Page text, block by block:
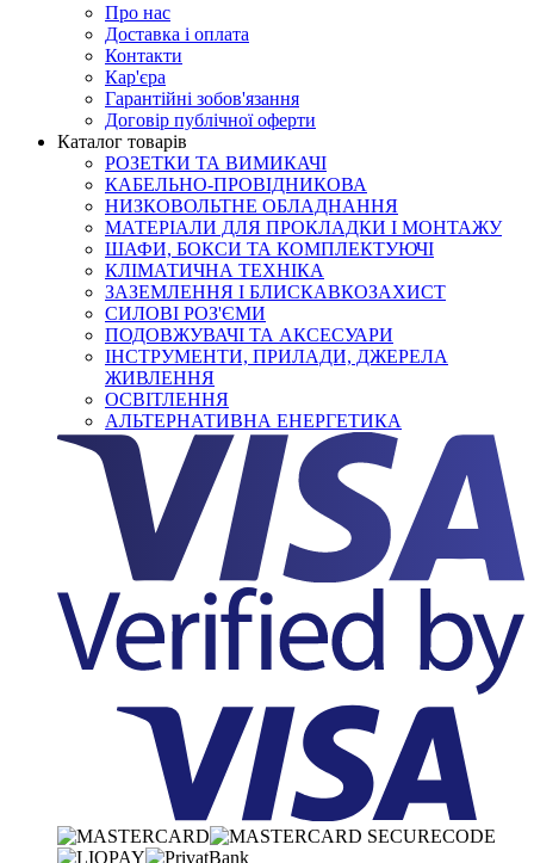
Про нас
Доставка і оплата
Контакти
Кар'єра
Гарантійні зобов'язання
Договір публічної оферти
Каталог товарів
РОЗЕТКИ ТА ВИМИКАЧІ
КАБЕЛЬНО-ПРОВІДНИКОВА
НИЗКОВОЛЬТНЕ ОБЛАДНАННЯ
МАТЕРІАЛИ ДЛЯ ПРОКЛАДКИ І МОНТАЖУ
ШАФИ, БОКСИ ТА КОМПЛЕКТУЮЧІ
КЛІМАТИЧНА ТЕХНІКА
ЗАЗЕМЛЕННЯ І БЛИСКАВКОЗАХИСТ
СИЛОВІ РОЗ'ЄМИ
ПОДОВЖУВАЧІ ТА АКСЕСУАРИ
ІНСТРУМЕНТИ, ПРИЛАДИ, ДЖЕРЕЛА
ЖИВЛЕННЯ
ОСВІТЛЕННЯ
АЛЬТЕРНАТИВНА ЕНЕРГЕТИКА